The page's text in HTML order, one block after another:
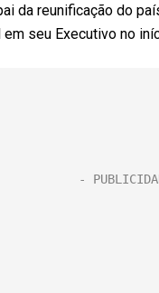
da reunificação do
seu Executivo no